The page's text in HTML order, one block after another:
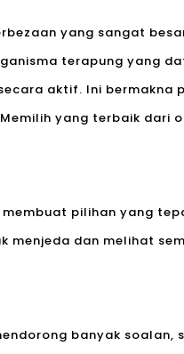
yang sangat
terapung yang
aktif. Ini bermakna
yang terbaik dari
pilihan yang
menjeda dan melihat
banyak soalan,